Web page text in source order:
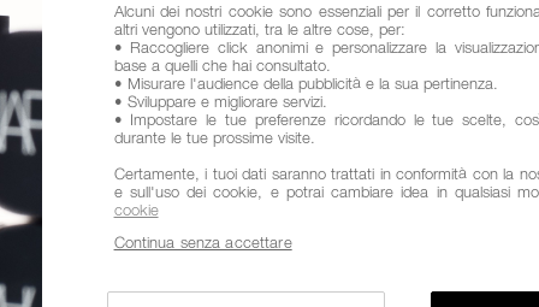
Finish
Copertura
Benefici
Varianti
Alcuni dei nostri cookie sono essenziali per il corretto
altri vengono utilizzati, tra le altre cose, per:
• Raccogliere click anonimi e personalizzare la
base a quelli che hai consultato.
• Misurare l'audience della pubblicità e la sua pertinenza.
• Sviluppare e migliorare servizi.
• Impostare le tue preferenze ricordando le tue scelte,
durante le tue prossime visite.
Certamente, i tuoi dati saranno trattati in conformità con la
e sull'uso dei cookie, e potrai cambiare idea in qualsiasi
cookie
Continua senza accettare